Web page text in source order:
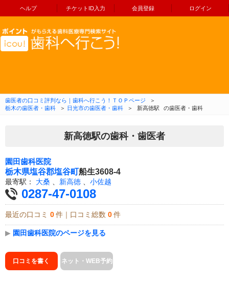
ヘルプ チケットID入力 会員登録 ログイン
コンテンツへ移動
歯医者の口コミ評判なら｜歯科へ行こう！ＴＯＰページ
＞
栃木の歯医者・歯科
＞ 日光市の歯医者・歯科 ＞ 新高徳駅 の歯医者・歯科
新高徳駅の歯科・歯医者
園田歯科医院
栃木県塩谷郡塩谷町船生3608-4
最寄駅： 大桑 新高徳 小佐越
0287-47-0108
最近の口コミ 0 件｜口コミ総数 0 件
▶ 園田歯科医院のページを見る
口コミを書く ネット・WEB予約